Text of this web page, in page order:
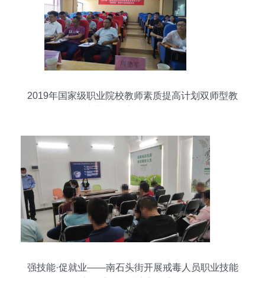
2019年国家级职业院校教师素质提高计划双师型教
强技能·促就业——南石头街开展戒毒人员职业技能